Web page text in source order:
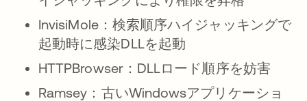
InvisiMole：検索順序ハイジャッキングで
起動時に感染DLLを起動
HTTPBrowser：DLLロード順序を妨害
Ramsey：古いWindowsアプリケーショ